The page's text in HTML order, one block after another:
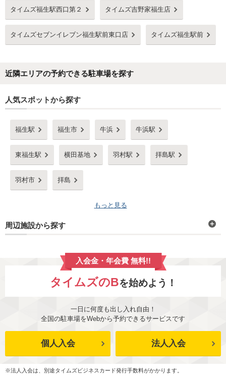
タイムズ福生駅西口第２ タイムズ吉野家福生店
タイムズセブンイレブン福生駅前東口店 タイムズ福生駅前
近隣エリアの予約できる駐車場を探す
人気スポットから探す
福生駅 福生市 牛浜 牛浜駅
東福生駅 横田基地 羽村駅 拝島駅
羽村市 拝島
もっと見る
周辺施設から探す
入会金・年会費 無料!!
タイムズのBを始めよう！
一日に何度も出し入れ自由！
全国の駐車場をWebから予約できるサービスです
個人入会 法人入会
※法人入会は、別途タイムズビジネスカード発行手数料がかかります。